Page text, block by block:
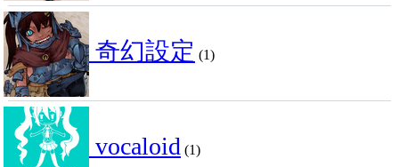
奇幻設定 (1)
vocaloid (1)